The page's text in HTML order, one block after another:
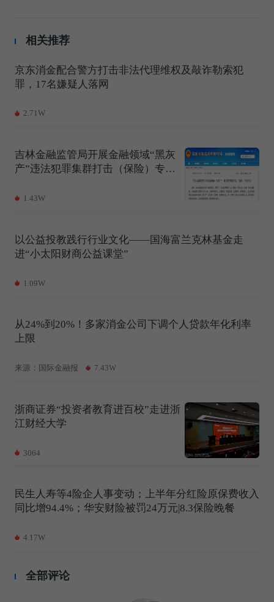
相关推荐
京东消金配合警方打击非法代理维权及敲诈勒索犯
罪，17名嫌疑人落网
2.71W
吉林金融监管局开展金融领域“黑灰
产”违法犯罪集群打击（保险）专项
1.43W
以公益投教践行行业文化——国海富兰克林基金走
进“小太阳财商公益课堂”
1.09W
从24%到20%！多家消金公司下调个人贷款年化利率
上限
来源：国际金融报 7.43W
浙商证券“投资者教育进百校”走进浙
江财经大学
3064
民生人寿等4险企人事变动；上半年分红险原保费收入
同比增94.4%；华安财险被罚24万元|8.3保险晚餐
4.17W
全部评论